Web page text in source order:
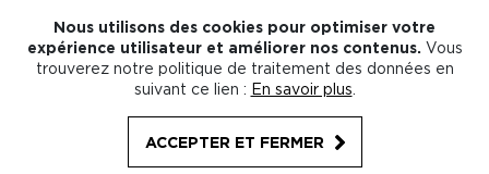
Nous utilisons des cookies pour optimiser votre
expérience utilisateur et améliorer nos contenus. Vous
trouverez notre politique de traitement des données en
suivant ce lien : En savoir plus
ACCEPTER ET FERMER